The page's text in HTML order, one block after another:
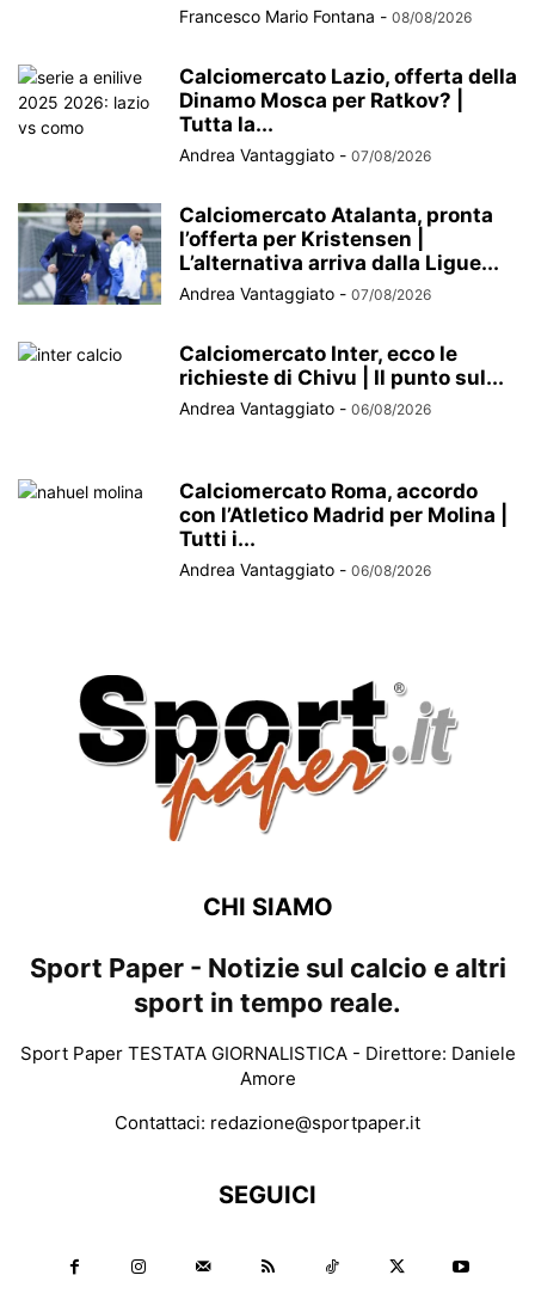
Francesco Mario Fontana - 08/08/2026
Calciomercato Lazio, offerta della
Dinamo Mosca per Ratkov? |
Tutta la...
Andrea Vantaggiato - 07/08/2026
Calciomercato Atalanta, pronta
l’offerta per Kristensen |
L’alternativa arriva dalla Ligue...
Andrea Vantaggiato - 07/08/2026
Calciomercato Inter, ecco le
richieste di Chivu | Il punto sul...
Andrea Vantaggiato - 06/08/2026
Calciomercato Roma, accordo
con l’Atletico Madrid per Molina |
Tutti i...
Andrea Vantaggiato - 06/08/2026
CHI SIAMO
Sport Paper - Notizie sul calcio e altri
sport in tempo reale.
Sport Paper TESTATA GIORNALISTICA - Direttore: Daniele
Amore
Contattaci: redazione@sportpaper.it
SEGUICI